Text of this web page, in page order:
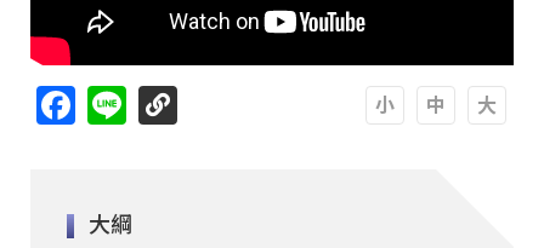
Facebook
Line
大綱